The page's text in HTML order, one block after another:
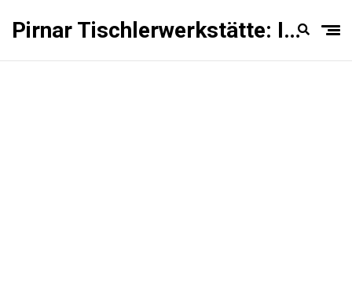
Pirnar Tischlerwerkstätte: Innentüren Experten